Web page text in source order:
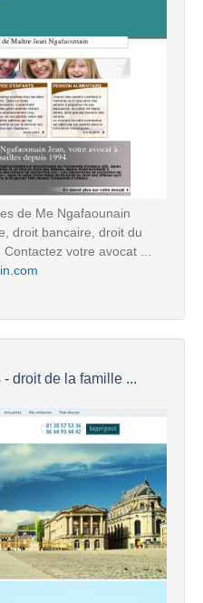
de Me Ngafaounain
droit bancaire, droit du
votre avocat ...
droit de la famille ...